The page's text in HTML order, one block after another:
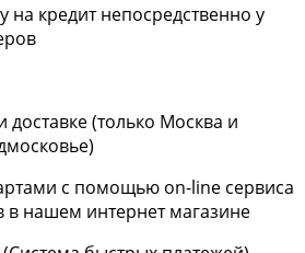
на кредит непосредственно у
(только Москва и
с помощью on-line сервиса
в нашем интернет магазине